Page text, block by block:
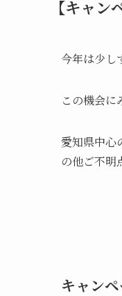
【キャ
今年は少し
この機会に
愛知県中心
の他ご不明
キャン